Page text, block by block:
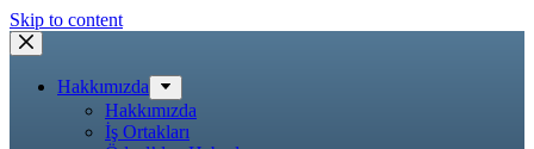
Skip to content
Hakkımızda
Hakkımızda
İş Ortakları